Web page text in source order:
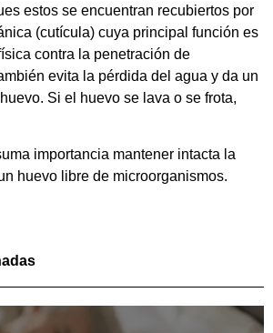
estos se encuentran recubiertos por
(cutícula) cuya principal función es
contra la penetración de
evita la pérdida del agua y da un
Si el huevo se lava o se frota,
importancia mantener intacta la
huevo libre de microorganismos.